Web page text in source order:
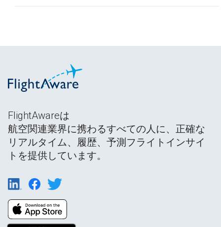
FlightAwareは
航空関連業界に携わるすべての人に、正確な
リアルタイム、履歴、予測フライトインサイ
トを提供しています。